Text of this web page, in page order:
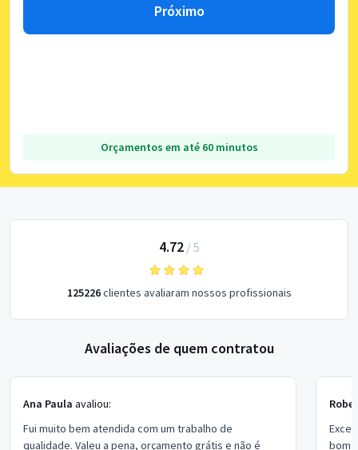
Próximo
Orçamentos em até 60 minutos
4.72/ 5
125226clientes avaliaram nossos profissionais
Avaliações de quem contratou
Ana Paula avaliou:
Fui muito bem atendida com um trabalho de
qualidade. Valeu a pena, orçamento grátis e não é
bom